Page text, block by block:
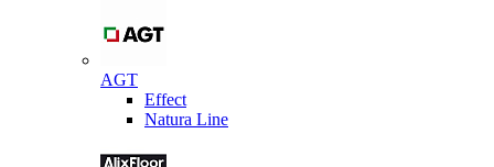
AGT
Effect
Natura Line